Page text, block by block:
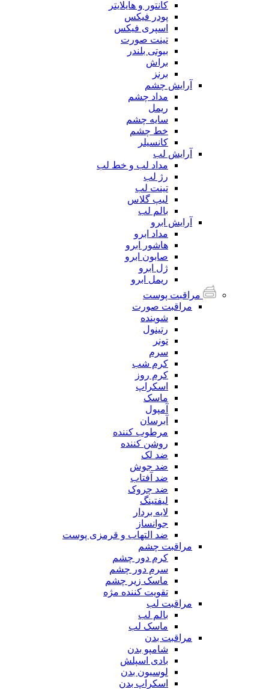
کانتور و هایلایتر
پودر فیکس
اسپری فیکس
تینت صورت
بیوتی بلندر
براش
برنز
آرایش چشم
مداد چشم
ریمل
سایه چشم
خط چشم
کانسیلر
آرایش لب
مداد لب و خط لب
رژ لب
تینت لب
لیپ گلاس
بالم لب
آرایش ابرو
مداد ابرو
هاشور ابرو
صابون ابرو
ژل ابرو
ریمل ابرو
مراقبت پوست
مراقبت صورت
شوینده
رتینول
تونر
سرم
کرم شب
کرم روز
اسکراپ
ماسک
آمپول
آبرسان
مرطوب کننده
روشن کننده
ضد لک
ضد جوش
ضد آفتاب
ضد چروک
لیفتینگ
لایه بردار
جوانساز
ضد التهاب و قرمزی پوست
مراقبت چشم
کرم دور چشم
سرم دور چشم
ماسک زیر چشم
تقویت کننده مژه
مراقبت لب
بالم لب
ماسک لب
مراقبت بدن
شامپو بدن
بادی اسپلش
لوسیون بدن
اسکراپ بدن